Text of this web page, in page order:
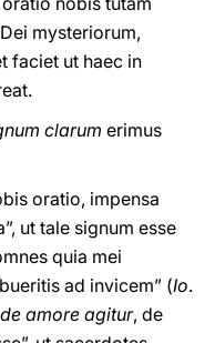
mysteriorum,
faciet ut haec in
clarum erimus
oratio, impensa
ut tale signum esse
quia mei
ad invicem” (Io.
amore agitur, de